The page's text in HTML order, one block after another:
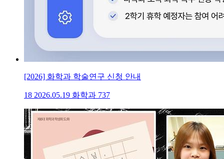
[2026] 화학과 학술연구 신청 안내
18 2026.05.19 화학과 737